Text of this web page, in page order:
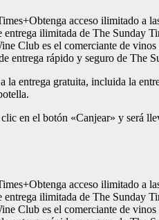
acceso ilimitado a
ilimitada de The Sunday
Club es el comerciante de
entrega rápido y seguro de
entrega gratuita, incluida la
en el botón «Canjear» y
acceso ilimitado a
ilimitada de The Sunday
Club es el comerciante de